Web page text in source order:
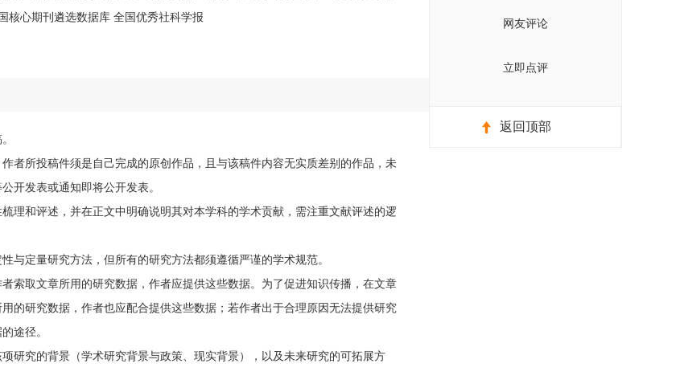
核心期刊遴选数据库 全国优秀社科学报
者所投稿件须是自己完成的原创作品，且与该稿件内容无实质差别的作品，未
开发表或通知即将公开发表。
理和评述，并在正文中明确说明其对本学科的学术贡献，需注重文献评述的逻
与定量研究方法，但所有的研究方法都须遵循严谨的学术规范。
索取文章所用的研究数据，作者应提供这些数据。为了促进知识传播，在文章
的研究数据，作者也应配合提供这些数据；若作者出于合理原因无法提供研究
途径。
研究的背景（学术研究背景与政策、现实背景），以及未来研究的可拓展方
网友评论
立即点评
返回顶部